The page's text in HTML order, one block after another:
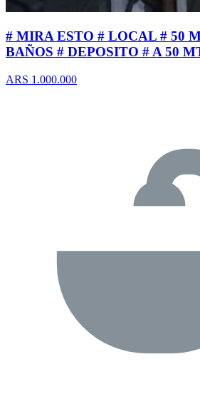
# MIRA ESTO # LOCAL # 50
BAÑOS # DEPOSITO # A 50
ARS 1.000.000